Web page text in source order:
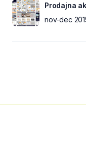
Prodajna
nov-dec